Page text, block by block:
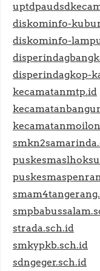
diskominfo-
diskominfo-
disperindagkop-
kecamatanmtp.id
strada.sch.id
smkypkb.sch.id
sdngeger.sch.id